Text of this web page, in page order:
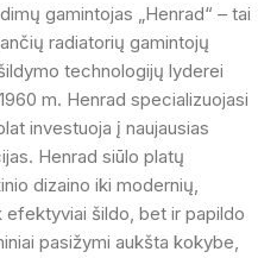
gamintojas „Henrad“ – tai
radiatorių gamintojų
technologijų lyderei
m. Henrad specializuojasi
investuoja į naujausias
Henrad siūlo platų
dizaino iki modernių,
šildo, bet ir papildo
pasižymi aukšta kokybe,